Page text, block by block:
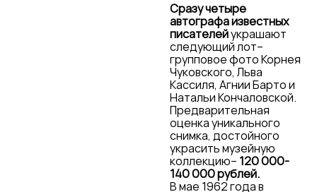
Сразу четыре
автографа известных
писателейукрашают
следующий лот–
групповое фото Корнея
Чуковского, Льва
Кассиля, Агнии Барто и
Натальи Кончаловской.
Предварительная
оценка уникального
снимка, достойного
украсить музейную
коллекцию– 120 000-
140 000 рублей.
В мае 1962 года в